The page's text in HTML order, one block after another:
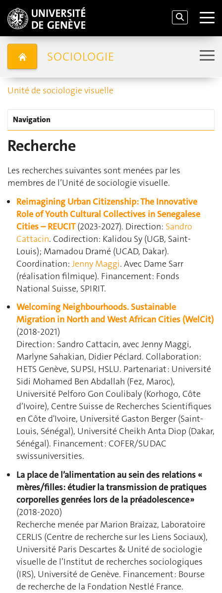
SOCIOLOGIE
Unité de sociologie visuelle
Navigation
Recherche
Les recherches suivantes sont menées par les
membres de l’Unité de sociologie visuelle.
Reimagining Urban Citizenship: The Innovative
Role of Youth Cultural Collectives in Senegalese
Cities – REUCIT(2023-2027). Direction: Sandro
Cattacin. Codirection: Kalidou Sy (UGB, Saint-
Louis); Mamadou Dramé (UCAD, Dakar).
Coordination: Jenny Maggi. Avec Dame Sarr
(réalisation filmique). Financement: Fonds
National Suisse, SPIRIT.
Welcoming Neighbourhoods. Sustainable
Migration in North and West African Cities (WelCit)
(2018-2021)
Direction : Sandro Cattacin, avec Jenny Maggi,
Marlyne Sahakian, Didier Péclard. Collaboration:
HETS Genève, SUPSI, HSLU. Partenariat : Université
Sidi Mohamed Ben Abdallah (Fez, Maroc),
Université Pelforo Gon Coulibaly (Korhogo, Côte
d’Ivoire), Centre Suisse de Recherches Scientifiques
en Côte d'Ivoire, Université Gaston Berger (Saint-
Louis, Sénégal), Université Cheikh Anta Diop (Dakar,
Sénégal). Financement : COFER/SUDAC
swissuniversities.
La place de l’alimentation au sein des relations «
mères/filles: étudier la transmission de pratiques
corporelles genrées lors de la préadolescence »
(2018-2020)
Recherche menée par Marion Braizaz, Laboratoire
CERLIS (Centre de recherche sur les Liens Sociaux),
Université Paris Descartes & Unité de sociologie
visuelle de l’Institut de recherches sociologiques
(IRS), Université de Genève. Financement : Bourse
de recherche de la Fondation Nestlé France.